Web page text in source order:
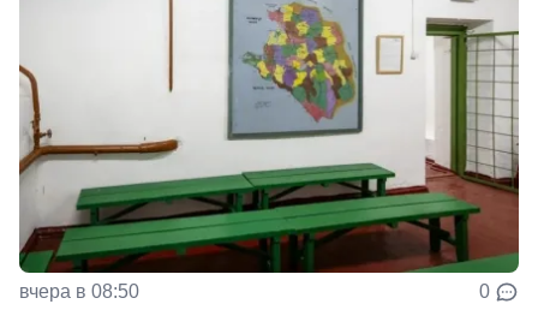
вчера в 08:50 0